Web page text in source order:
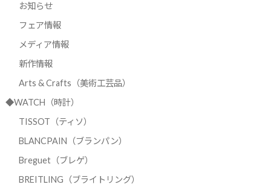
お知らせ
フェア情報
メディア情報
新作情報
Arts & Crafts（美術工芸品）
◆WATCH（時計）
TISSOT（ティソ）
BLANCPAIN（ブランパン）
Breguet（ブレゲ）
BREITLING（ブライトリング）